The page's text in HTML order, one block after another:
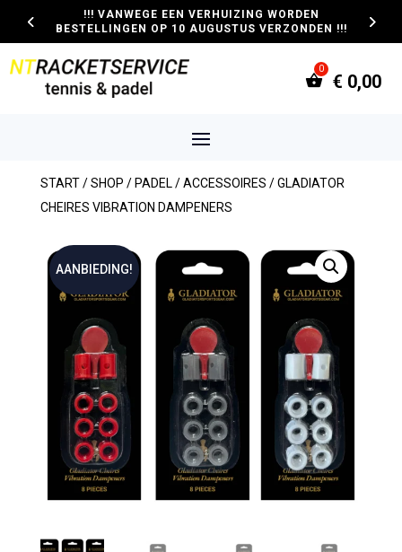
!!! VANWEGE EEN VERHUIZING WORDEN
BESTELLINGEN OP 10 AUGUSTUS VERZONDEN !!!
€ 0,00
START/SHOP / PADEL /ACCESSOIRES / GLADIATOR
CHEIRES VIBRATION DAMPENERS
AANBIEDING!